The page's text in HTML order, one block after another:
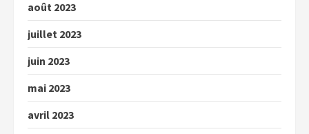
août 2023
juillet 2023
juin 2023
mai 2023
avril 2023